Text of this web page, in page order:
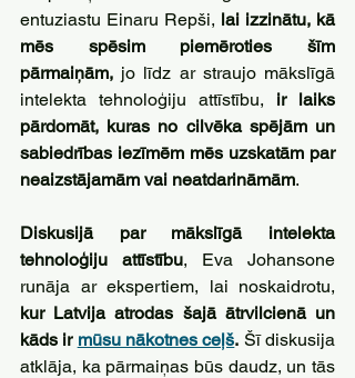
entuziastu Einaru Repši, lai izzinātu, kā
mēs spēsim piemēroties šīm
pārmaiņām, jo līdz ar straujo mākslīgā
intelekta tehnoloģiju attīstību, ir laiks
pārdomāt, kuras no cilvēka spējām un
sabiedrības iezīmēm mēs uzskatām par
neaizstājamām vai neatdarināmām.
Diskusijā par mākslīgā intelekta
tehnoloģiju attīstību, Eva Johansone
kur Latvija atrodas šajā ātrvilcienā un
kāds ir mūsu nākotnes ceļš. Šī diskusija
atklāja, ka pārmaiņas būs daudz, un tās